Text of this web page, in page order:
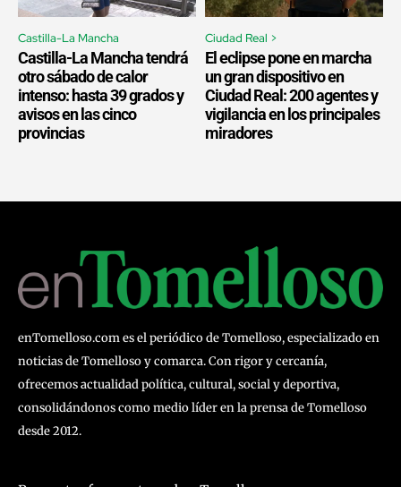
Castilla-La Mancha
Castilla-La Mancha tendrá
otro sábado de calor
intenso: hasta 39 grados y
avisos en las cinco
provincias
Ciudad Real >
El eclipse pone en marcha
un gran dispositivo en
Ciudad Real: 200 agentes y
vigilancia en los principales
miradores
enTomelloso.com es el periódico de Tomelloso, especializado en
noticias de Tomelloso y comarca. Con rigor y cercanía,
ofrecemos actualidad política, cultural, social y deportiva,
consolidándonos como medio líder en la prensa de Tomelloso
desde 2012.